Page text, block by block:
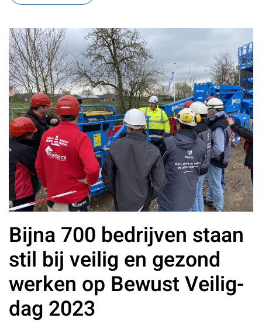
Bijna 700 bedrijven staan
stil bij veilig en gezond
werken op Bewust Veilig-
dag 2023